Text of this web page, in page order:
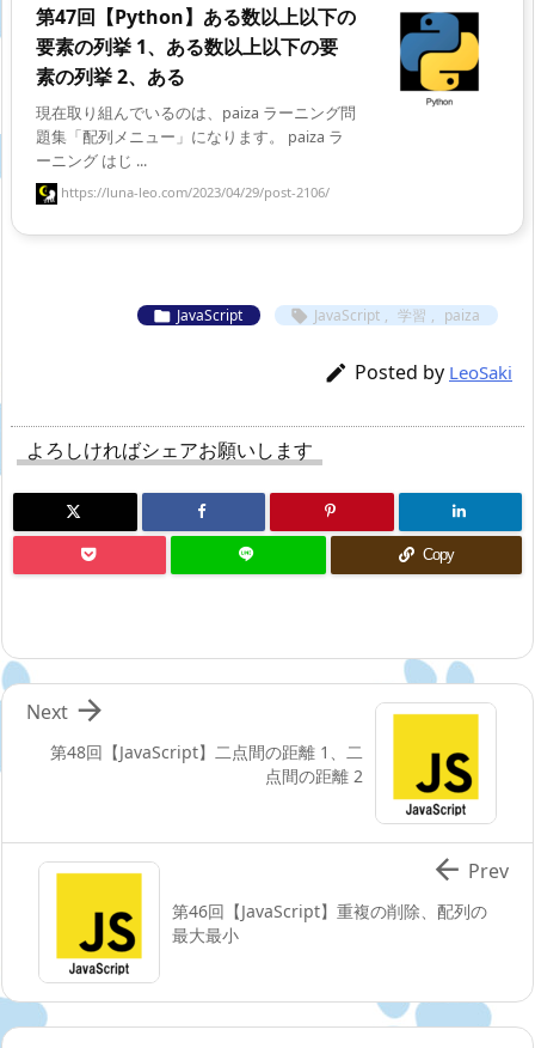
第47回【Python】ある数以上以下の
要素の列挙 1、ある数以上以下の要
素の列挙 2、ある
現在取り組んでいるのは、paiza ラーニング問
題集「配列メニュー」になります。 paiza ラ
ーニング はじ ...
https://luna-leo.com/2023/04/29/post-2106/
 JavaScript  JavaScript , 学習 , paiza
 Posted by LeoSaki
よろしければシェアお願いします
Copy
第48回【JavaScript】二点間の距離 1、二
点間の距離 2

Next
第46回【JavaScript】重複の削除、配列の
最大最小
 Prev